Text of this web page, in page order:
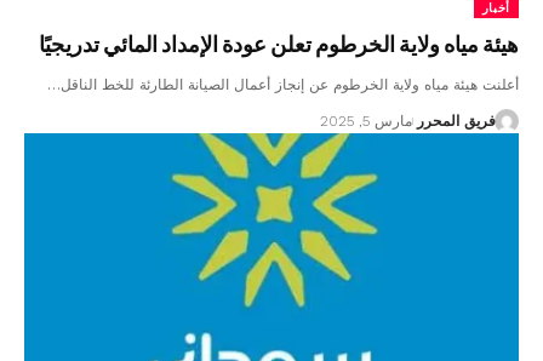
أخبار
هيئة مياه ولاية الخرطوم تعلن عودة الإمداد المائي تدريجيًا
أعلنت هيئة مياه ولاية الخرطوم عن إنجاز أعمال الصيانة الطارئة للخط الناقل…
فريق المحرر مارس 5, 2025